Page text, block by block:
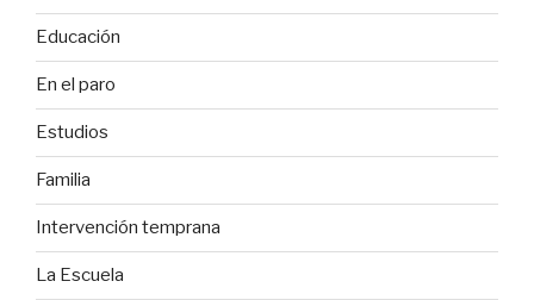
Educación
En el paro
Estudios
Familia
Intervención temprana
La Escuela